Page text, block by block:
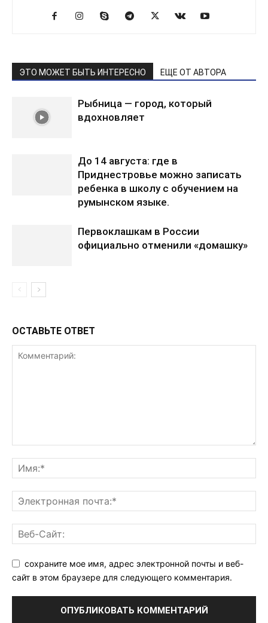
ЭТО МОЖЕТ БЫТЬ ИНТЕРЕСНО ЕЩЕ ОТ АВТОРА
Рыбница — город, который
вдохновляет
До 14 августа: где в
Приднестровье можно записать
ребенка в школу с обучением на
румынском языке.
Первоклашкам в России
официально отменили «домашку»
ОСТАВЬТЕ ОТВЕТ
сохраните мое имя, адрес электронной почты и веб-
сайт в этом браузере для следующего комментария.